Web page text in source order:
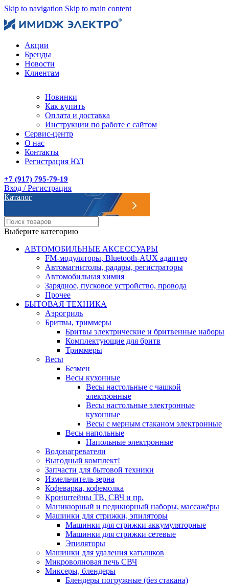
Skip to navigation Skip to main content
Акции
Бренды
Новости
Клиентам
Новинки
Как купить
Оплата и доставка
Инструкции по работе с сайтом
Сервис-центр
О нас
Контакты
Регистрация ЮЛ
+7 (917) 795-79-19
Вход / Регистрация
Каталог
Выберите категорию
АВТОМОБИЛЬНЫЕ АКСЕССУАРЫ
FM-модуляторы, Bluetooth-AUX адаптер
Автомагнитолы, радары, регистраторы
Автомобильная химия
Зарядное, пусковое устройство, провода
Прочее
БЫТОВАЯ ТЕХНИКА
Аэрогриль
Бритвы, триммеры
Бритвы электрические и бритвенные наборы
Комплектующие для бритв
Триммеры
Весы
Безмен
Весы кухонные
Весы настольные с чашкой
электронные
Весы настольные электронные
кухонные
Весы с мерным стаканом электронные
Весы напольные
Напольные электронные
Водонагреватели
Выгодный комплект!
Запчасти для бытовой техники
Измельчитель зерна
Кофеварка, кофемолка
Кронштейны ТВ, СВЧ и пр.
Маникюрный и педикюрный наборы, массажёры
Машинки для стрижки, эпиляторы
Машинки для стрижки аккумуляторные
Машинки для стрижки сетевые
Эпиляторы
Машинки для удаления катышков
Микроволновая печь СВЧ
Миксеры, блендеры
Блендеры погружные (без стакана)